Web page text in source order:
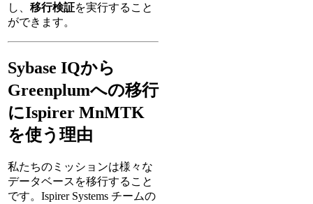
し、 移行検証を実行すること
ができます。
Sybase IQから
Greenplumへの移行
にIspirer MnMTK
を使う理由
私たちのミッションは様々な
データベースを移行すること
です。Ispirer Systems チームの